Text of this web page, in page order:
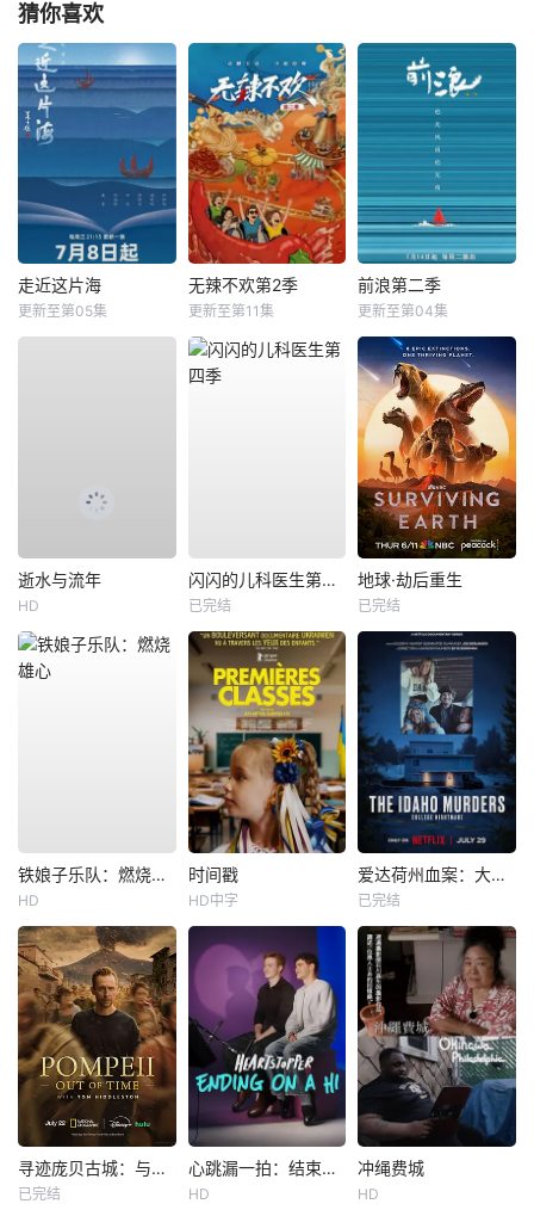
猜你喜欢
走近这片海
更新至第05集
无辣不欢第2季
更新至第11集
前浪第二季
更新至第04集
逝水与流年
HD
闪闪的儿科医生第四季
已完结
地球·劫后重生
已完结
铁娘子乐队：燃烧雄心
HD
时间戳
HD中字
爱达荷州血案：大学梦魇
已完结
寻迹庞贝古城：与汤姆·希德勒斯顿同行
已完结
心跳漏一拍：结束在一声嗨
HD
冲绳费城
HD